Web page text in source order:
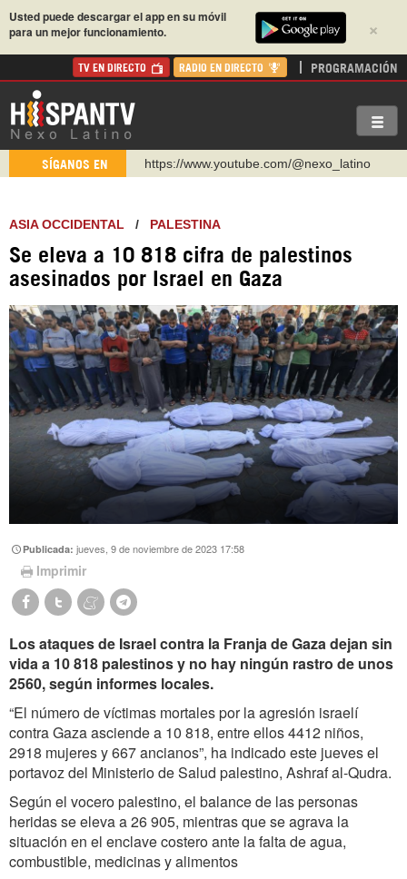
×
Usted puede descargar el app en su móvil
para un mejor funcionamiento.
TV EN DIRECTO RADIO EN DIRECTO PROGRAMACIÓN
SÍGANOS EN
https://www.youtube.com/@nexo_latino
https://t.me/hispantvcanal
https://urmedium.com/c/hispantv
WhatsApp y Viber: +98 921 79 29 404
https://www.facebook.com/Nexolatino.Canal
ASIA OCCIDENTAL / PALESTINA
Se eleva a 10 818 cifra de palestinos
asesinados por Israel en Gaza
Publicada:jueves, 9 de noviembre de 2023 17:58
Imprimir
Los ataques de Israel contra la Franja de Gaza dejan sin
vida a 10 818 palestinos y no hay ningún rastro de unos
2560, según informes locales.
“El número de víctimas mortales por la agresión israelí
contra Gaza asciende a 10 818, entre ellos 4412 niños,
2918 mujeres y 667 ancianos”, ha indicado este jueves el
portavoz del Ministerio de Salud palestino, Ashraf al-Qudra.
Según el vocero palestino, el balance de las personas
heridas se eleva a 26 905, mientras que se agrava la
situación en el enclave costero ante la falta de agua,
combustible, medicinas y alimentos